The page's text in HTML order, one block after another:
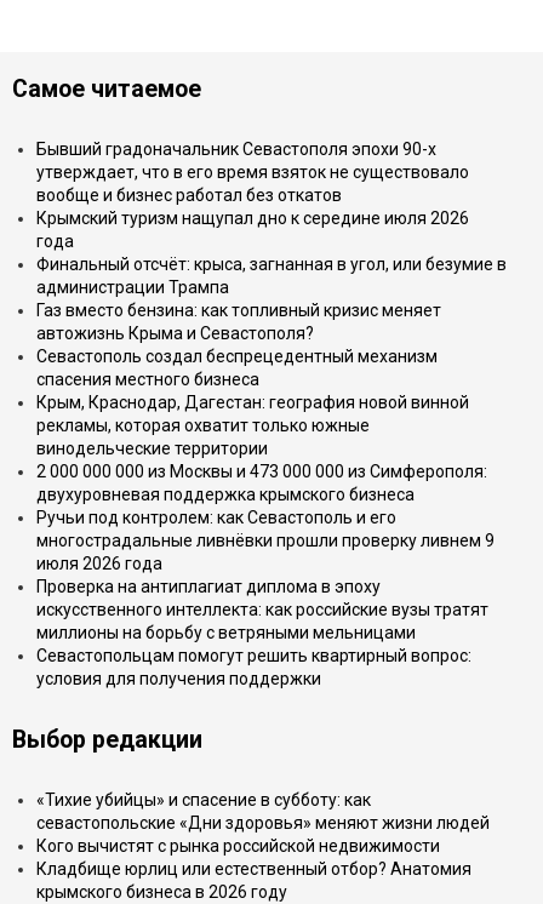
Самое читаемое
Бывший градоначальник Севастополя эпохи 90-х
утверждает, что в его время взяток не существовало
вообще и бизнес работал без откатов
Крымский туризм нащупал дно к середине июля 2026
года
Финальный отсчёт: крыса, загнанная в угол, или безумие в
администрации Трампа
Газ вместо бензина: как топливный кризис меняет
автожизнь Крыма и Севастополя?
Севастополь создал беспрецедентный механизм
спасения местного бизнеса
Крым, Краснодар, Дагестан: география новой винной
рекламы, которая охватит только южные
винодельческие территории
2 000 000 000 из Москвы и 473 000 000 из Симферополя:
двухуровневая поддержка крымского бизнеса
Ручьи под контролем: как Севастополь и его
многострадальные ливнёвки прошли проверку ливнем 9
июля 2026 года
Проверка на антиплагиат диплома в эпоху
искусственного интеллекта: как российские вузы тратят
миллионы на борьбу с ветряными мельницами
Севастопольцам помогут решить квартирный вопрос:
условия для получения поддержки
Выбор редакции
«Тихие убийцы» и спасение в субботу: как
севастопольские «Дни здоровья» меняют жизни людей
Кого вычистят с рынка российской недвижимости
Кладбище юрлиц или естественный отбор? Анатомия
крымского бизнеса в 2026 году